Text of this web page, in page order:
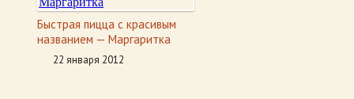
Быстрая пицца с красивым
названием — Маргаритка
22 января 2012